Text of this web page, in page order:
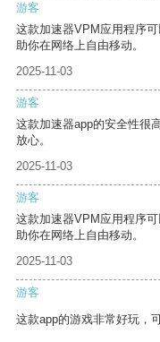
游客
这款加速器VPM应用程序
助你在网络上自由移动。
2025-11-03
游客
这款加速器app的安全性很
放心。
2025-11-03
游客
这款加速器VPM应用程序
助你在网络上自由移动。
2025-11-03
游客
这款app的游戏非常好玩，